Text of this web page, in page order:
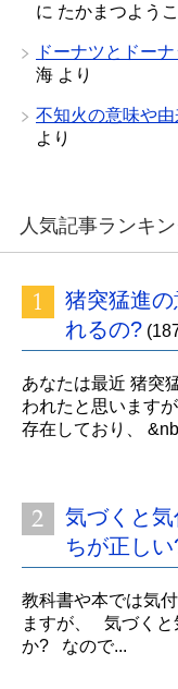
に たかまつようこ
ドーナツとドー
海 より
不知火の意味や
より
人気記事ランキ
猪突猛進
れるの?
あなたは最近 猪突
われたと思います
存在しており、
気づくと
ちが正しい
教科書や本では気
ますが、 気づくと
か? なので...